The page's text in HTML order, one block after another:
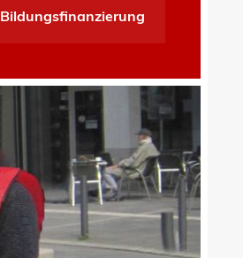
Bildungsfinanzierung